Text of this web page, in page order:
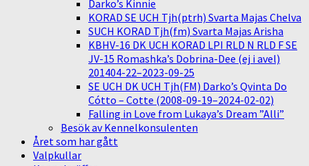
Darko’s Kinnie
KORAD SE UCH Tjh(ptrh) Svarta Majas Chelva
SUCH KORAD Tjh(fm) Svarta Majas Arisha
KBHV-16 DK UCH KORAD LPI RLD N RLD F SE
JV-15 Romashka’s Dobrina-Dee (ej i avel)
201404-22–2023-09-25
SE UCH DK UCH Tjh(FM) Darko’s Qvinta Do
Cótto – Cotte (2008-09-19–2024-02-02)
Falling in Love from Lukaya’s Dream ”Alli”
Besök av Kennelkonsulenten
Året som har gått
Valpkullar